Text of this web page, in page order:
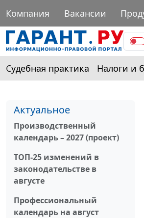
Компания Вакансии
Судебная практика Налоги и
Актуальное
Производственный
календарь – 2027 (проект)
ТОП-25 изменений в
законодательстве в
августе
Профессиональный
календарь на август